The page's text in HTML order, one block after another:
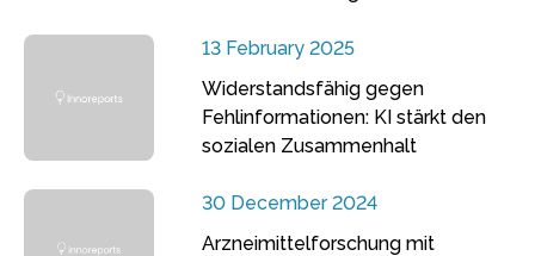
13 February 2025
Widerstandsfähig gegen
Fehlinformationen: KI stärkt den
sozialen Zusammenhalt
30 December 2024
Arzneimittelforschung mit